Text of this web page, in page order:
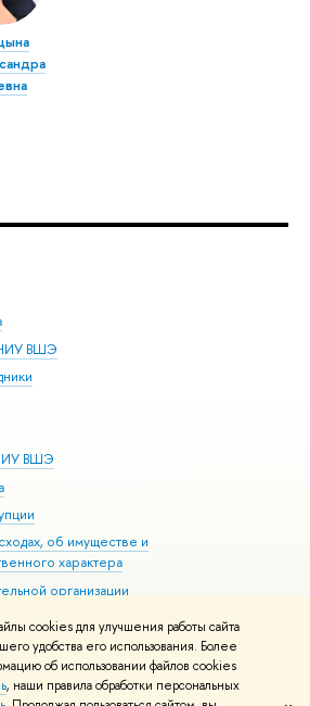
cookies для улучшения работы сайта
удобства его использования. Более
об использовании файлов cookies
, наши правила обработки персональных
НИУ ВШЭ
ВШЭ
об имуществе и
характера
организации
здоровья